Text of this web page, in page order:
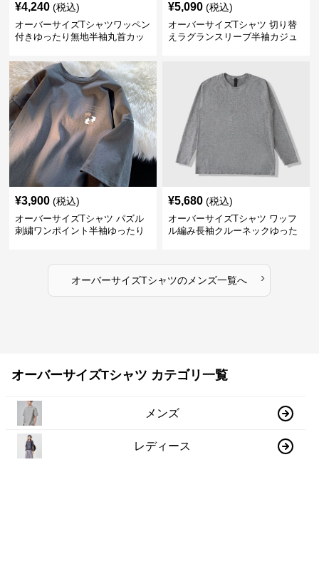
¥4,240 (税込)
オーバーサイズTシャツワッペン
付きゆったり無地半袖丸首カッ
¥5,090 (税込)
オーバーサイズTシャツ 切り替
えラグランスリーブ半袖カジュ
¥3,900 (税込)
オーバーサイズTシャツ パズル
刺繍ワンポイント半袖ゆったり
¥5,680 (税込)
オーバーサイズTシャツ ワッフ
ル編み長袖クルーネックゆった
オーバーサイズTシャツの メンズ一覧へ ›
オーバーサイズTシャツ カテゴリ一覧
メンズ
レディース